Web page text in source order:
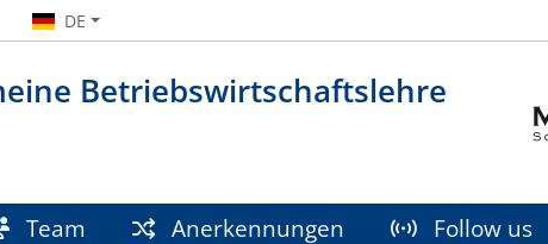
Betriebswirtschaftslehre
DE
Team Anerkennungen Follow us